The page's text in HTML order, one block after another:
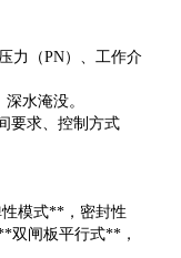
力（PN）、工作介
水淹没。
要求、控制方式
模式**，密封性
双闸板平行式**，